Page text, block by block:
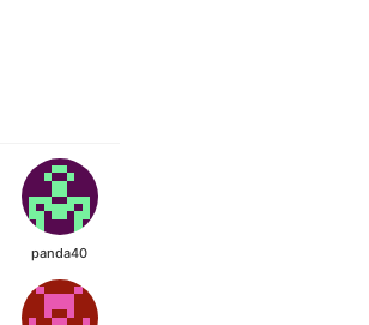
panda40